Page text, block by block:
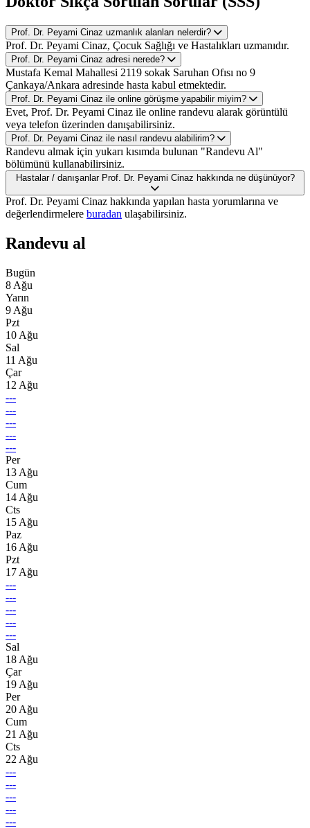
Prof. Dr. Peyami Cinaz uzmanlık alanları nelerdir?
Prof. Dr. Peyami Cinaz, Çocuk Sağlığı ve Hastalıkları uzmanıdır.
Prof. Dr. Peyami Cinaz adresi nerede?
Mustafa Kemal Mahallesi 2119 sokak Saruhan Ofısı no 9
Çankaya/Ankara adresinde hasta kabul etmektedir.
Prof. Dr. Peyami Cinaz ile online görüşme yapabilir miyim?
Evet, Prof. Dr. Peyami Cinaz ile online randevu alarak görüntülü
veya telefon üzerinden danışabilirsiniz.
Prof. Dr. Peyami Cinaz ile nasıl randevu alabilirim?
Randevu almak için yukarı kısımda bulunan "Randevu Al"
bölümünü kullanabilirsiniz.
Hastalar / danışanlar Prof. Dr. Peyami Cinaz hakkında ne düşünüyor?
Prof. Dr. Peyami Cinaz hakkında yapılan hasta yorumlarına ve
değerlendirmelere buradan ulaşabilirsiniz.
Randevu al
Bugün
8 Ağu
Yarın
9 Ağu
Pzt
10 Ağu
Sal
11 Ağu
Çar
12 Ağu
---
---
---
---
---
Per
13 Ağu
Cum
14 Ağu
Cts
15 Ağu
Paz
16 Ağu
Pzt
17 Ağu
---
---
---
---
---
Sal
18 Ağu
Çar
19 Ağu
Per
20 Ağu
Cum
21 Ağu
Cts
22 Ağu
---
---
---
---
---